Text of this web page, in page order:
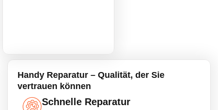
Handy Reparatur – Qualität, der Sie
vertrauen können
Schnelle Reparatur